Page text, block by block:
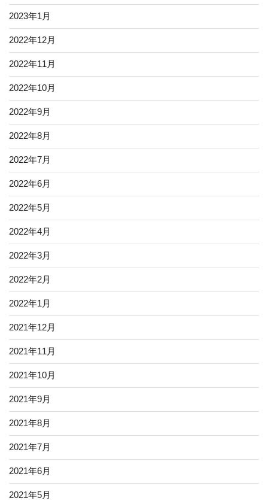
2023年1月
2022年12月
2022年11月
2022年10月
2022年9月
2022年8月
2022年7月
2022年6月
2022年5月
2022年4月
2022年3月
2022年2月
2022年1月
2021年12月
2021年11月
2021年10月
2021年9月
2021年8月
2021年7月
2021年6月
2021年5月